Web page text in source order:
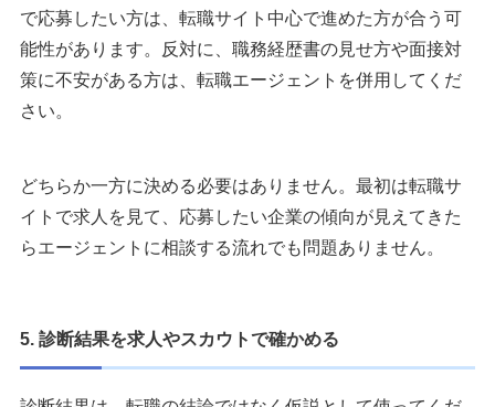
で応募したい方は、転職サイト中心で進めた方が合う可
能性があります。反対に、職務経歴書の見せ方や面接対
策に不安がある方は、転職エージェントを併用してくだ
さい。
どちらか一方に決める必要はありません。最初は転職サ
イトで求人を見て、応募したい企業の傾向が見えてきた
らエージェントに相談する流れでも問題ありません。
5. 診断結果を求人やスカウトで確かめる